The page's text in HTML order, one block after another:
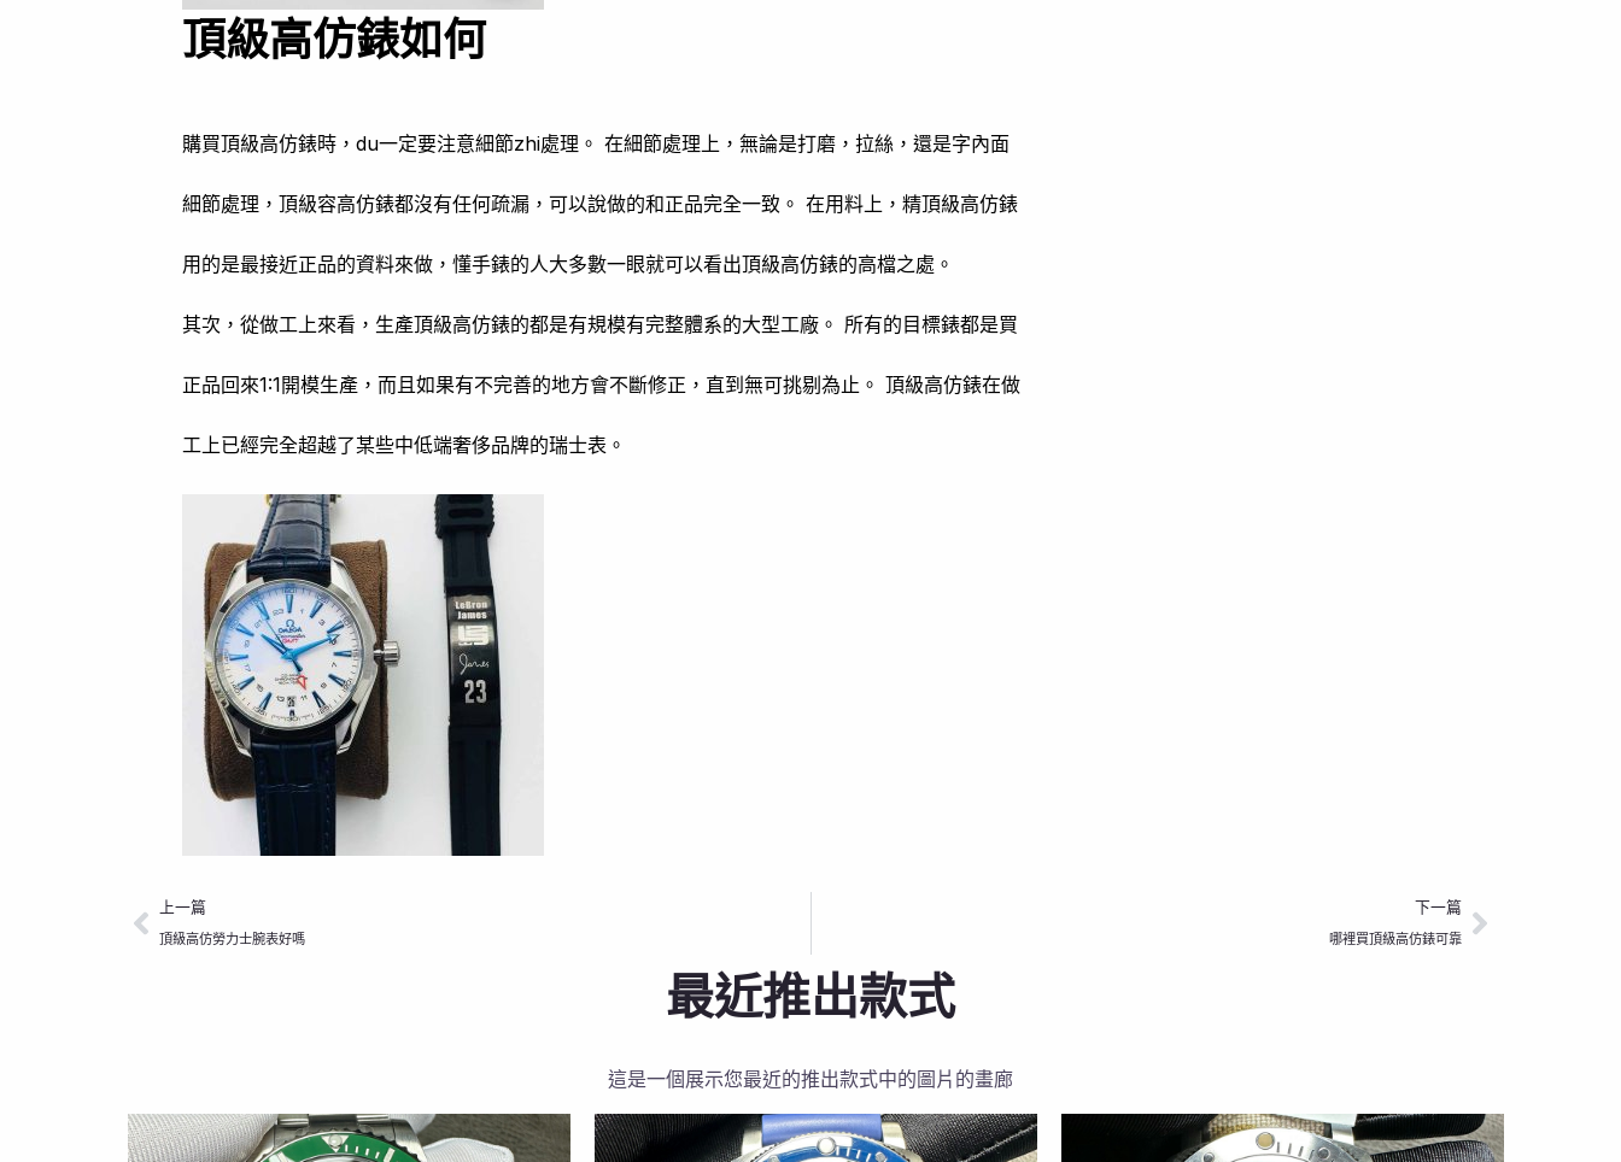
頂級高仿錶如何
購買頂級高仿錶時，du一定要注意細節zhi處理。 在細節處理上，無論是打磨，拉絲，還是字內面
細節處理，頂級容高仿錶都沒有任何疏漏，可以說做的和正品完全一致。 在用料上，精頂級高仿錶
用的是最接近正品的資料來做，懂手錶的人大多數一眼就可以看出頂級高仿錶的高檔之處。
其次，從做工上來看，生產頂級高仿錶的都是有規模有完整體系的大型工廠。 所有的目標錶都是買
正品回來1:1開模生產，而且如果有不完善的地方會不斷修正，直到無可挑剔為止。 頂級高仿錶在做
工上已經完全超越了某些中低端奢侈品牌的瑞士表。
上一頁
上一篇
頂級高仿勞力士腕表好嗎
下一篇
哪裡買頂級高仿錶可靠
下一篇
最近推出款式
這是一個展示您最近的推出款式中的圖片的畫廊